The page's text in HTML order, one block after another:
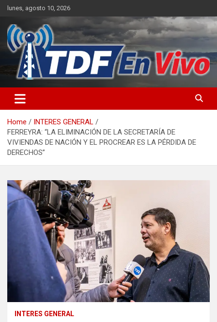
Skip
content
lunes, agosto 10, 2026
Home
INTERES GENERAL
FERREYRA: “LA ELIMINACIÓN DE LA SECRETARÍA DE
VIVIENDAS DE NACIÓN Y EL PROCREAR ES LA PÉRDIDA DE
DERECHOS”
INTERES GENERAL